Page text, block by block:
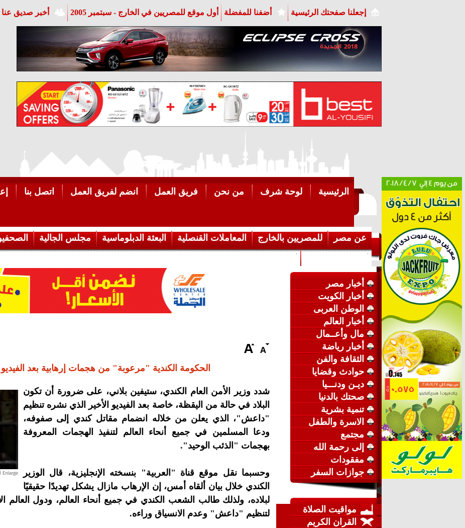
إجعلنا صفحتك الرئيسية أضفنا للمفضلة أول موقع للمصريين في الخارج - سبتمبر 2005 أخبر صديق عنا
الرئيسية لوحة شرف من نحن فريق العمل انضم لفريق العمل اتصل بنا
عن مصر للمصريين بالخارج المعاملات القنصلية البعثة الدبلوماسية مجلس الجالية
أخبار مصر
أخبار الكويت
الوطن العربى
أخبار العالم
مال وأعــمال
أخبار رياضة
الثقافة والفن
حوادث وقضايا
ديـن ودنـــيا
صحتك بالدنيا
تنمية بشرية
الاسرة والطفل
مجتمع
إلى رحمة الله
مفقودات
جوازات السفر
مواقيت الصلاة
القران الكريم
الحكومة الكندية "مرعوبة" من هجمات إرهابية بعد
شدد وزير الأمن العام الكندي، ستيفين بلاني، على ضرورة أن تكون
البلاد في حالة من اليقظة، خاصة بعد الفيديو الأخير الذي نشره تنظيم
"داعش"، الذي يعلن من خلاله انضمام مقاتل كندي إلى صفوفه،
ودعا المسلمين في جميع أنحاء العالم لتنفيذ الهجمات المعروفة
بهجمات "الذئب الوحيد".
وحسبما نقل موقع قناة "العربية" بنسخته الإنجليزية، قال الوزير
الكندي خلال بيان ألقاه أمس، إن الإرهاب مازال يشكل تهديدًا حقيقيًا
لبلاده، ولذلك طالب الشعب الكندي في جميع أنحاء العالم، ودول
لتنظيم "داعش" وعدم الانسياق وراءه.